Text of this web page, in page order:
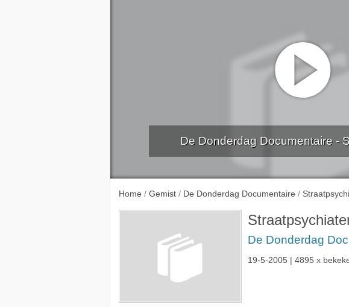
De Donderdag Documentaire -
Home / Gemist / De Donderdag Documentaire /
De Donderdag
19-5-2005 | 4895 x